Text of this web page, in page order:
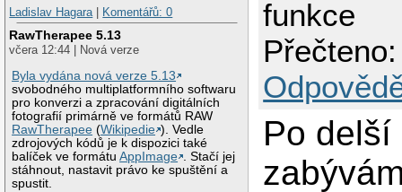
Ladislav Hagara
Komentářů: 0
RawTherapee 5.13
včera 12:44 | Nová verze
Byla vydána nová verze 5.13
svobodného multiplatformního softwaru
pro konverzi a zpracování digitálních
fotografií primárně ve formátů RAW
RawTherapee (Wikipedie ). Vedle
zdrojových kódů je k dispozici také
balíček ve formátuAppImage . Stačí jej
stáhnout, nastavit právo ke spuštění a
spustit.
funkce
Po delší